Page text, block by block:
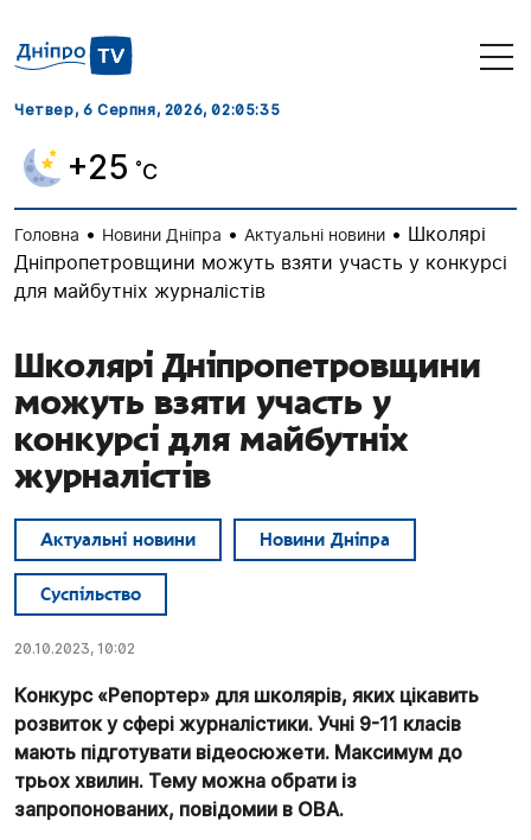
Четвер, 6 Серпня, 2026, 02:05:36
+25 ˚C
Головна • Новини Дніпра • Актуальні новини • Школярі
Дніпропетровщини можуть взяти участь у конкурсі
для майбутніх журналістів
Школярі Дніпропетровщини
можуть взяти участь у
конкурсі для майбутніх
журналістів
Актуальні новини Новини Дніпра
Суспільство
20.10.2023, 10:02
Конкурс «Репортер» для школярів, яких цікавить
розвиток у сфері журналістики. Учні 9-11 класів
мають підготувати відеосюжети. Максимум до
трьох хвилин. Тему можна обрати із
запропонованих, повідомии в ОВА.